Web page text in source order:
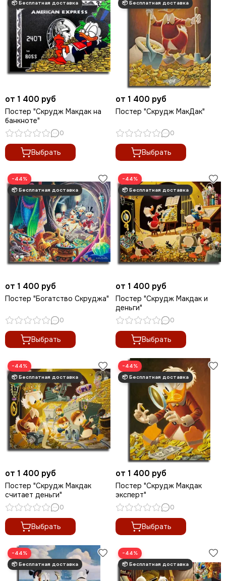
от 1 400 руб
Постер "Скрудж Макдак на
банкноте"
0
Выбрать
от 1 400 руб
Постер "Скрудж МакДак"
0
Выбрать
−44%
от 1 400 руб
Постер "Богатство Скруджа"
0
Выбрать
−44%
от 1 400 руб
Постер "Скрудж Макдак и
деньги"
0
Выбрать
−44%
от 1 400 руб
Постер "Скрудж Макдак
считает деньги"
0
Выбрать
−44%
от 1 400 руб
Постер "Скрудж Макдак
эксперт"
0
Выбрать
−44% −44%